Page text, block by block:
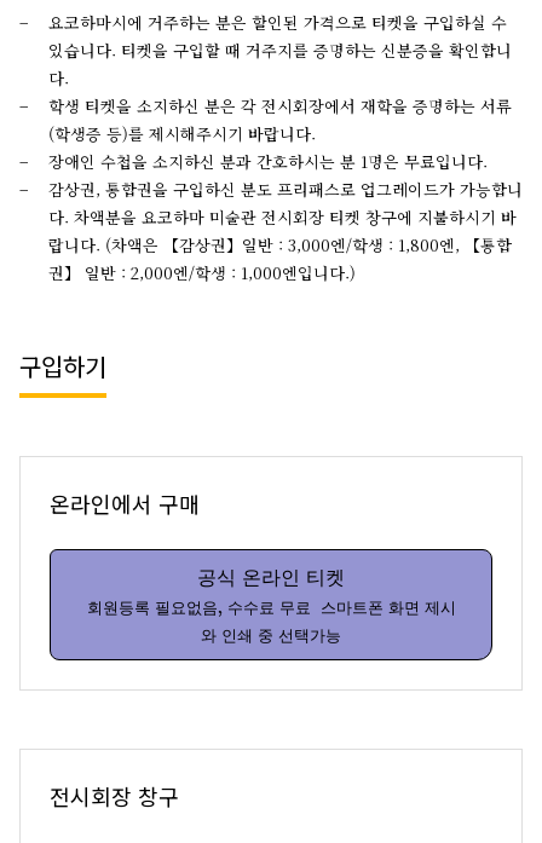
요코하마시에 거주하는 분은 할인된 가격으로 티켓을 구입하실 수
있습니다. 티켓을 구입할 때 거주지를 증명하는 신분증을 확인합니
다.
학생 티켓을 소지하신 분은 각 전시회장에서 재학을 증명하는 서류
(학생증 등)를 제시해주시기 바랍니다.
장애인 수첩을 소지하신 분과 간호하시는 분 1명은 무료입니다.
감상권, 통합권을 구입하신 분도 프리패스로 업그레이드가 가능합니
다. 차액분을 요코하마 미술관 전시회장 티켓 창구에 지불하시기 바
랍니다. (차액은 【감상권】일반 : 3,000엔/학생 : 1,800엔, 【통합
권】 일반 : 2,000엔/학생 : 1,000엔입니다.)
구입하기
온라인에서 구매
공식 온라인 티켓
회원등록 필요없음, 수수료 무료 스마트폰 화면 제시
와 인쇄 중 선택가능
전시회장 창구